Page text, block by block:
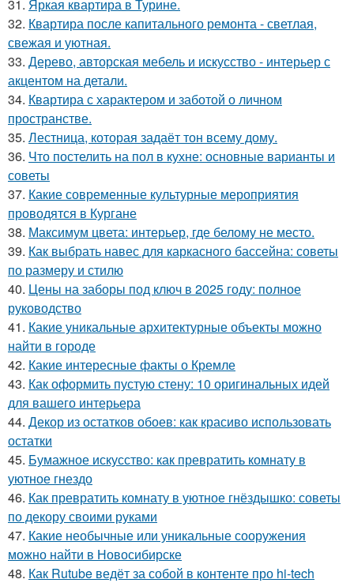
31. Яркая квартира в Турине.
32. Квартира после капитального ремонта - светлая,
свежая и уютная.
33. Дерево, авторская мебель и искусство - интерьер с
акцентом на детали.
34. Квартира с характером и заботой о личном
пространстве.
35. Лестница, которая задаёт тон всему дому.
36. Что постелить на пол в кухне: основные варианты и
советы
37. Какие современные культурные мероприятия
проводятся в Кургане
38. Максимум цвета: интерьер, где белому не место.
39. Как выбрать навес для каркасного бассейна: советы
по размеру и стилю
40. Цены на заборы под ключ в 2025 году: полное
руководство
41. Какие уникальные архитектурные объекты можно
найти в городе
42. Какие интересные факты о Кремле
43. Как оформить пустую стену: 10 оригинальных идей
для вашего интерьера
44. Декор из остатков обоев: как красиво использовать
остатки
45. Бумажное искусство: как превратить комнату в
уютное гнездо
46. Как превратить комнату в уютное гнёздышко: советы
по декору своими руками
47. Какие необычные или уникальные сооружения
можно найти в Новосибирске
48. Как Rutube ведёт за собой в контенте про hi-tech